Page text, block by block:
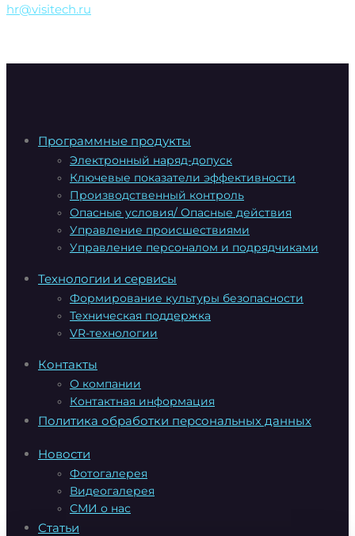
hr@visitech.ru
Программные продукты
Электронный наряд-допуск
Ключевые показатели эффективности
Производственный контроль
Опасные условия/ Опасные действия
Управление происшествиями
Управление персоналом и подрядчиками
Технологии и сервисы
Формирование культуры безопасности
Техническая поддержка
VR-технологии
Контакты
О компании
Контактная информация
Политика обработки персональных данных
Новости
Фотогалерея
Видеогалерея
СМИ о нас
Статьи